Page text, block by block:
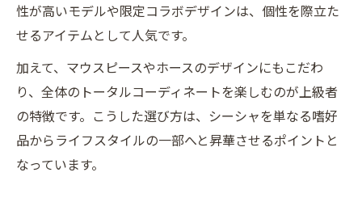
性が高いモデルや限定コラボデザインは、個性を際立た
せるアイテムとして人気です。
加えて、マウスピースやホースのデザインにもこだわ
り、全体のトータルコーディネートを楽しむのが上級者
の特徴です。こうした選び方は、シーシャを単なる嗜好
品からライフスタイルの一部へと昇華させるポイントと
なっています。